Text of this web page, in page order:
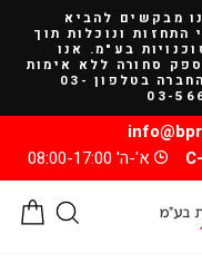
מבקשים להביא
ונוכלות תוך
בע"מ. אנו
סחורה ללא אימות
מוקדם של פרטי העיסקה מול החברה בטלפון 03-
א'-ה' 08:00-17:00